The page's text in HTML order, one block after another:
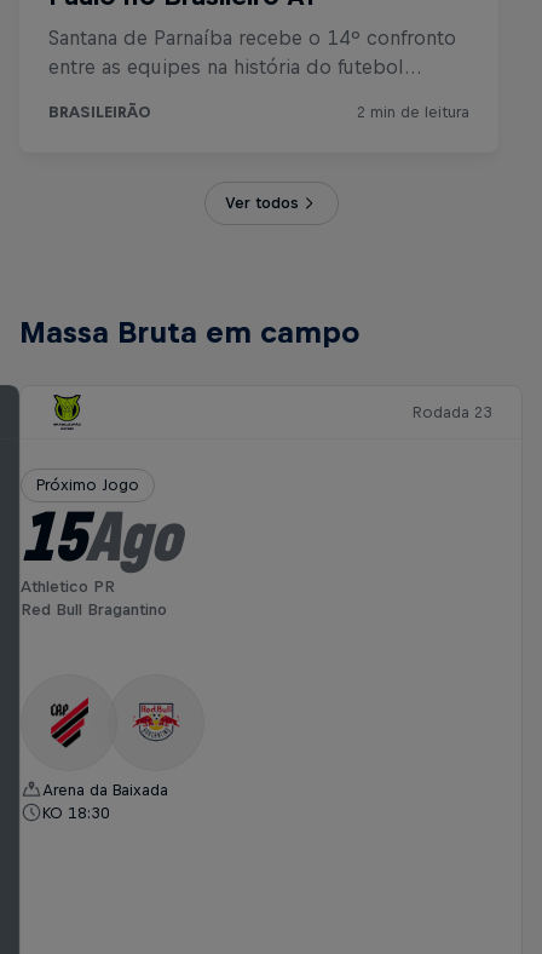
Ver todos
Massa Bruta em campo
Rodada 23
Próximo Jogo
15Ago
Athletico PR
Red Bull Bragantino
Arena da Baixada
KO 18:30